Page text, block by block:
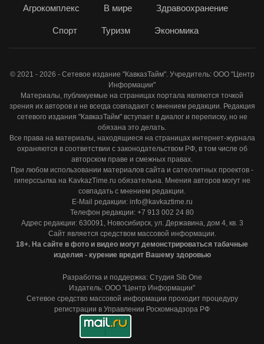
Агрокомплекс В мире Здравоохранение
Спорт Туризм Экономика
© 2021 - 2026 - Сетевое издание "КавказТайм". Учредитель: ООО "Центр
Информации"
Материалы, публикуемые на страницах портала являются точкой
зрения их авторов и не всегда совпадают с мнением редакции. Редакция
сетевого издания "КавказТайм" вступает в диалог и переписку, но не
обязана это делать.
Все права на материалы, находящиеся на страницах интернет-журнала
охраняются в соответствии с законодательством РФ, в том числе об
авторском праве и смежных правах.
При любом использовании материалов сайта и сателлитных проектов -
гиперссылка на KavkazTime.ru обязательна. Мнения авторов могут не
совпадать с мнением редакции.
E-Mail редакции: info@kavkaztime.ru
Телефон редакции: +7 913 002 24 80
Адрес редакции: 630091, Новосибирск, ул. Державина, дом 4, кв. 3
Сайт является средством массовой информации.
18+. На сайте в фото и видео могут демонстрироваться табачные
изделия - курение вредит Вашему здоровью
Разработка и поддержка: Студия Sib One
Издатель: ООО "Центр Информации"
Сетевое средство массовой информации проходит процедуру
регистрации в Управлении Роскомнадзора РФ